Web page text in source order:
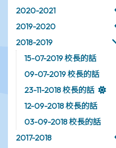
2020-2021
2019-2020
2018-2019
15-07-2019 校長的話
09-07-2019 校長的話
23-11-2018 校長的話
12-09-2018 校長的話
03-09-2018 校長的話
2017-2018